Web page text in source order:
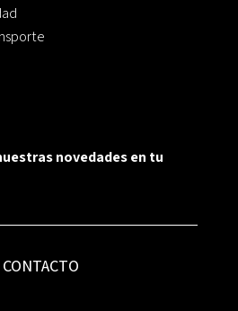
novedades en tu